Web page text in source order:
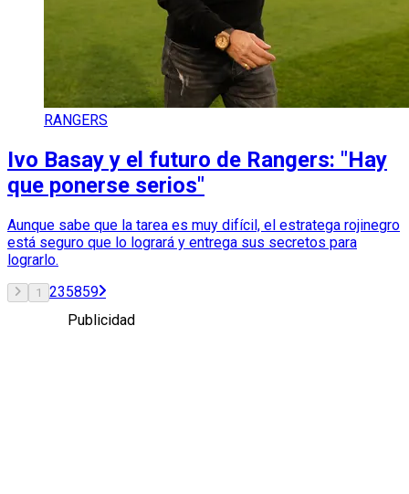
RANGERS
Ivo Basay y el futuro de Rangers: "Hay
que ponerse serios"
Aunque sabe que la tarea es muy difícil, el estratega rojinegro
está seguro que lo logrará y entrega sus secretos para
lograrlo.
1 235859
Publicidad